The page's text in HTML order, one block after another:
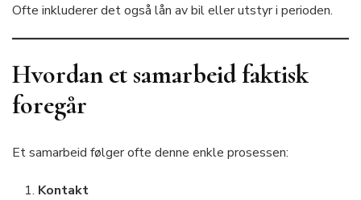
Ofte inkluderer det også lån av bil eller utstyr i perioden.
Hvordan et samarbeid faktisk
foregår
Et samarbeid følger ofte denne enkle prosessen:
Kontakt